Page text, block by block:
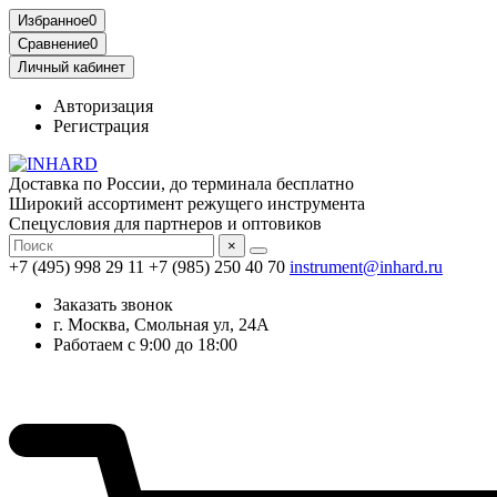
Избранное0
Сравнение0
Личный кабинет
Авторизация
Регистрация
Доставка по России, до терминала бесплатно
Широкий ассортимент режущего инструмента
Спецусловия для партнеров и оптовиков
×
+7 (495) 998 29 11 +7 (985) 250 40 70 instrument@inhard.ru
Заказать звонок
г. Москва, Смольная ул, 24А
Работаем с 9:00 до 18:00